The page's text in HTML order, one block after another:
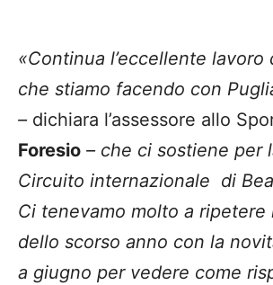
«Continua l’eccellente lavoro
che stiamo facendo con
– dichiara l’assessore allo
Foresio – che ci sostiene per
Circuito internazionale di
Ci tenevamo molto a ripetere
dello scorso anno con la
a giugno per vedere come